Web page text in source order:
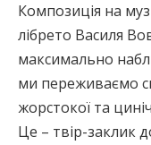
Композиція на
лібрето Василя
максимально
ми переживаємо
жорстокої та
Це – твір-заклик